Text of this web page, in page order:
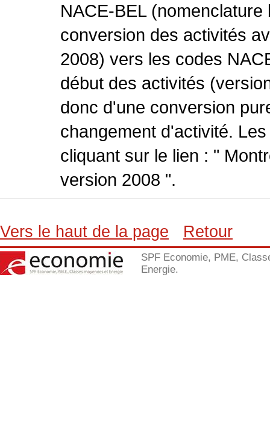
NACE-BEL
conversion des activités
2008) vers les codes
début des activités
donc d'une conversion
changement d'activité.
cliquant sur le lien : "
version 2008 ".
Vers le haut de la page Retour
SPF Economie, PME,
Energie.